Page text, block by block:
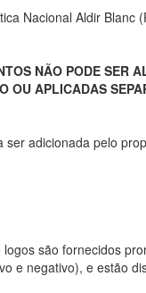
Nacional Aldir Blanc
NÃO PODE SER
OU APLICADAS
ser adicionada pelo
são fornecidos
e negativo), e estão